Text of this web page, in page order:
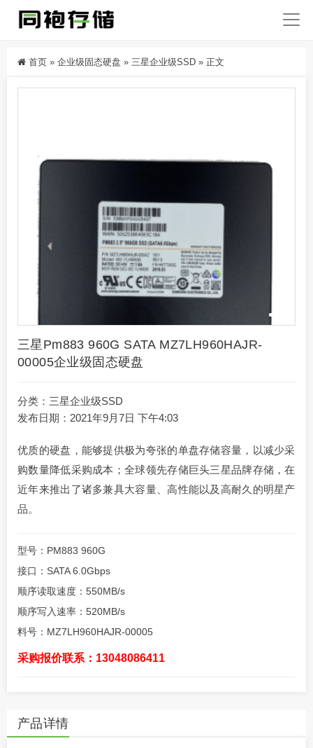
首页 » 企业级固态硬盘 » 三星企业级SSD » 正文
三星pm883 960G SATA MZ7LH960HAJR-
00005企业级固态硬盘
分类： 三星企业级SSD
发布日期：2021年9月7日 下午4:03
优质的硬盘，能够提供极为夸张的单盘存储容量，以减少采
购数量降低采购成本；全球领先存储巨头三星品牌存储，在
近年来推出了诸多兼具大容量、高性能以及高耐久的明星产
品。
型号：PM883 960G
接口：SATA 6.0Gbps
顺序读取速度：550MB/s
顺序写入速率：520MB/s
料号：MZ7LH960HAJR-00005
采购报价联系：13048086411
产品详情